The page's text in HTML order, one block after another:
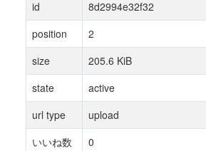
id
8d2994e32f32
position
2
size
205.6 KiB
state
active
url type
upload
いいね数
0